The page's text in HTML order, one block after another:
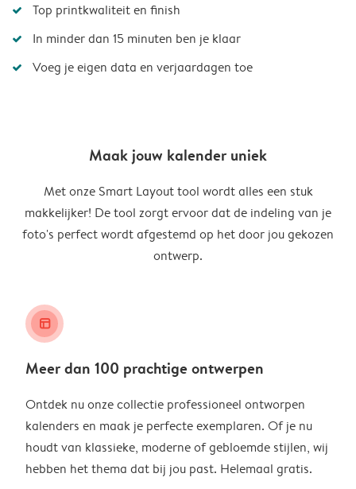
Top printkwaliteit en finish
In minder dan 15 minuten ben je klaar
Voeg je eigen data en verjaardagen toe
Maak jouw kalender uniek
Met onze Smart Layout tool wordt alles een stuk
makkelijker! De tool zorgt ervoor dat de indeling van je
foto's perfect wordt afgestemd op het door jou gekozen
ontwerp.
layout_alt
Meer dan 100 prachtige ontwerpen
Ontdek nu onze collectie professioneel ontworpen
kalenders en maak je perfecte exemplaren. Of je nu
houdt van klassieke, moderne of gebloemde stijlen, wij
hebben het thema dat bij jou past. Helemaal gratis.